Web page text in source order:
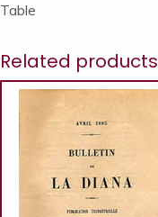
Table
Related products